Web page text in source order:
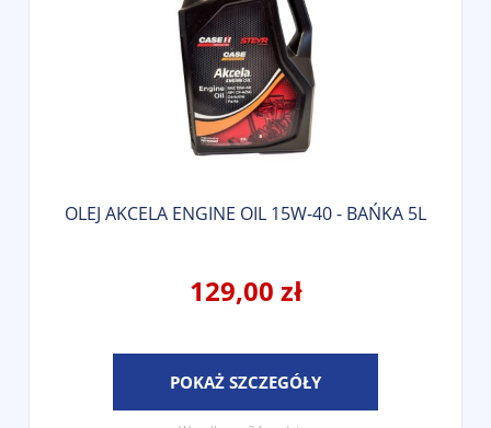
OLEJ AKCELA ENGINE OIL 15W-40 - BAŃKA 5L
129,00 zł
POKAŻ SZCZEGÓŁY